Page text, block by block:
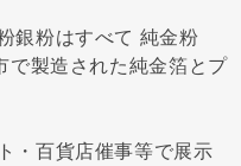
銀粉はすべて 純金粉
で製造された純金箔とプ
・百貨店催事等で展示